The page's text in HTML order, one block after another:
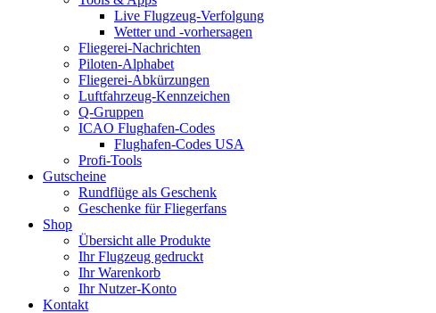
Live Flugzeug-Verfolgung
Wetter und -vorhersagen
Fliegerei-Nachrichten
Piloten-Alphabet
Fliegerei-Abkürzungen
Luftfahrzeug-Kennzeichen
Q-Gruppen
ICAO Flughafen-Codes
Flughafen-Codes USA
Profi-Tools
Gutscheine
Rundflüge als Geschenk
Geschenke für Fliegerfans
Shop
Übersicht alle Produkte
Ihr Flugzeug gedruckt
Ihr Warenkorb
Ihr Nutzer-Konto
Kontakt